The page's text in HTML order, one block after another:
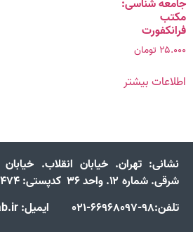
جامعه شناسی:
مکتب
فرانکفورت
۲۵.۰۰۰ تومان
اطلاعات بیشتر
نشانی: تهران. خیابان انقلاب.
شرقی. شماره ۱۲. واحد ۳۶ کدپستی: ۱۳۱۵۸۸۳۴۷۴
تلفن:98-66968097-021 ایمیل: info@jahaneketab.ir